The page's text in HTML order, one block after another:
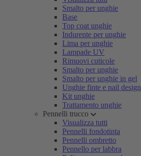
Smalto per unghie
Base
Top coat unghie
Indurente per unghie
Lima per unghie
Lampade UV
Rimuovi cuticole
Smalto per unghie
Smalto per unghie in gel
Unghie finte e nail design
Kit unghie
Trattamento unghie
Pennelli trucco
Visualizza tutti
Pennelli fondotinta
Pennelli ombretto
Pennello per labbra